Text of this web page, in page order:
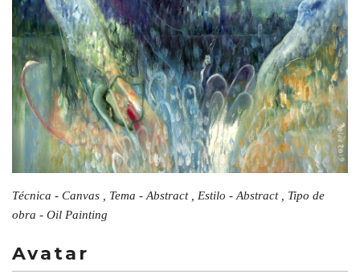
Técnica - Canvas , Tema - Abstract , Estilo - Abstract , Tipo de
obra - Oil Painting
Avatar